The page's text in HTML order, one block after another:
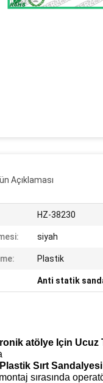
Açıklaması
HZ-38230
siyah
Plastik
Anti statik
atölye Için
Sırt Sandalyesi
sırasında